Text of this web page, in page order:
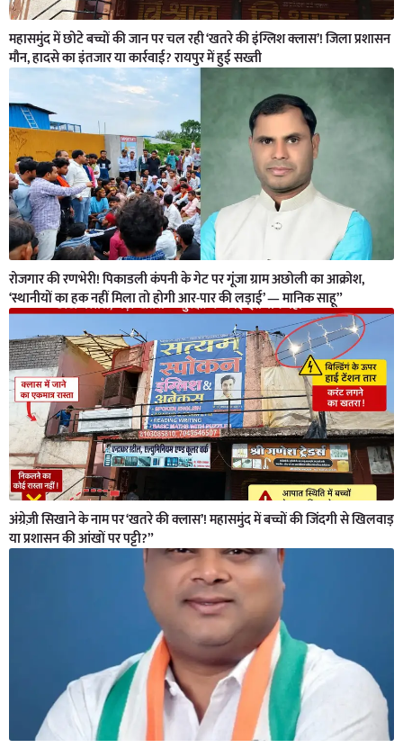
महासमुंद में छोटे बच्चों की जान पर चल रही ‘खतरे की इंग्लिश क्लास’! जिला प्रशासन
मौन, हादसे का इंतजार या कार्रवाई? रायपुर में हुई सख्ती
रोजगार की रणभेरी! पिकाडली कंपनी के गेट पर गूंजा ग्राम अछोली का आक्रोश,
‘स्थानीयों का हक नहीं मिला तो होगी आर-पार की लड़ाई’ — मानिक साहू”
अंग्रेज़ी सिखाने के नाम पर ‘खतरे की क्लास’! महासमुंद में बच्चों की जिंदगी से खिलवाड़
या प्रशासन की आंखों पर पट्टी?”